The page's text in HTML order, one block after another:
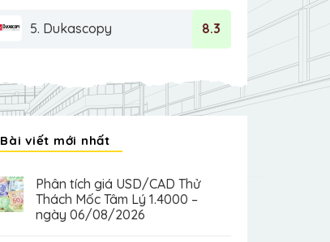
5. Dukascopy 8.3
Bài viết mới nhất
Phân tích giá USD/CAD Thử
Thách Mốc Tâm Lý 1.4000 –
ngày 06/08/2026